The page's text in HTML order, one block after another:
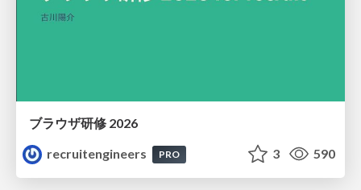
ブラウザ研修 2026
recruitengineers
PRO 3 590